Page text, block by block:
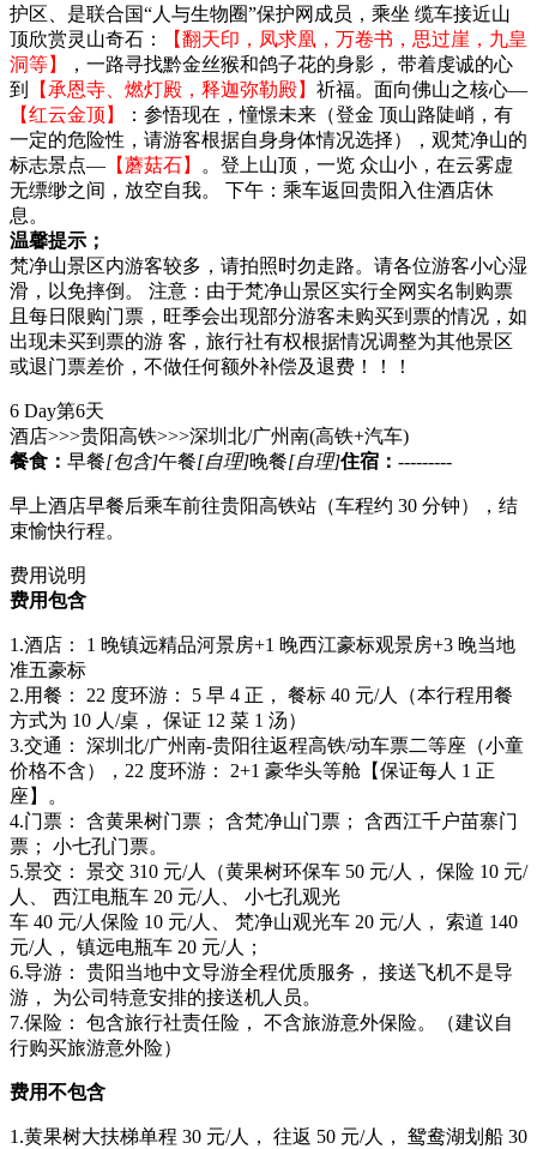
护区、是联合国“人与生物圈”保护网成员，乘坐 缆车接近山
顶欣赏灵山奇石：
【翻天印，凤求凰，万卷书，思过崖，九皇
洞等】
，一路寻找黔金丝猴和鸽子花的身影， 带着虔诚的心
到
【承恩寺、燃灯殿，释迦弥勒殿】 祈福。面向佛山之核心—
【红云金顶】
：参悟现在，憧憬未来（登金 顶山路陡峭，有
一定的危险性，请游客根据自身身体情况选择），观梵净山的
标志景点— 【蘑菇石】
。登上山顶，一览 众山小，在云雾虚
无缥缈之间，放空自我。 下午：乘车返回贵阳入住酒店休
息。
温馨提示；
梵净山景区内游客较多，请拍照时勿走路。请各位游客小心湿
滑，以免摔倒。 注意：由于梵净山景区实行全网实名制购票
且每日限购门票，旺季会出现部分游客未购买到票的情况，如
出现未买到票的游 客，旅行社有权根据情况调整为其他景区
或退门票差价，不做任何额外补偿及退费！！！
6 Day第6天
酒店>>>贵阳高铁>>>深圳北/广州南(高铁+汽车)
餐食： 早餐[包含]午餐[自理]晚餐[自理]住宿： ---------
早上酒店早餐后乘车前往贵阳高铁站（车程约 30 分钟），结
束愉快行程。
费用说明
费用包含
1.酒店： 1 晚镇远精品河景房+1 晚西江豪标观景房+3 晚当地
准五豪标
2.用餐： 22 度环游： 5 早 4 正， 餐标 40 元/人（本行程用餐
方式为 10 人/桌， 保证 12 菜 1 汤）
3.交通： 深圳北/广州南-贵阳往返程高铁/动车票二等座（小童
价格不含），22 度环游： 2+1 豪华头等舱【保证每人 1 正
座】。
4.门票： 含黄果树门票； 含梵净山门票； 含西江千户苗寨门
票； 小七孔门票。
5.景交： 景交 310 元/人（黄果树环保车 50 元/人， 保险 10 元/
人、 西江电瓶车 20 元/人、 小七孔观光
车 40 元/人保险 10 元/人、 梵净山观光车 20 元/人， 索道 140
元/人， 镇远电瓶车 20 元/人；
6.导游： 贵阳当地中文导游全程优质服务， 接送飞机不是导
游， 为公司特意安排的接送机人员。
7.保险： 包含旅行社责任险， 不含旅游意外保险。（建议自
行购买旅游意外险）
费用不包含
1.黄果树大扶梯单程 30 元/人， 往返 50 元/人， 鸳鸯湖划船 30